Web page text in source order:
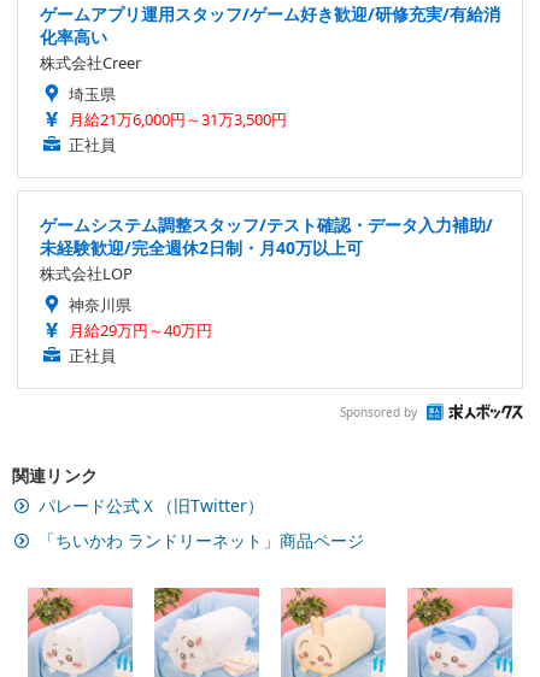
ゲームアプリ運用スタッフ/ゲーム好き歓迎/研修充実/有給消
化率高い
株式会社Creer
埼玉県
月給21万6,000円～31万3,500円
正社員
ゲームシステム調整スタッフ/テスト確認・データ入力補助/
未経験歓迎/完全週休2日制・月40万以上可
株式会社LOP
神奈川県
月給29万円～40万円
正社員
Sponsored by
関連リンク
パレード公式Ｘ（旧Twitter）
「ちいかわ ランドリーネット」商品ページ